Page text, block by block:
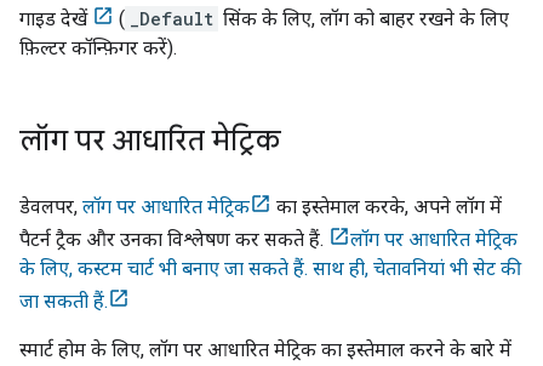
गाइड देखें
( _Default सिंक के लिए, लॉग को बाहर रखने के लिए
फ़िल्टर कॉन्फ़िगर करें).
लॉग पर आधारित मेट्रिक
डेवलपर, लॉग पर आधारित मेट्रिक
का इस्तेमाल करके, अपने लॉग में
पैटर्न ट्रैक और उनका विश्लेषण कर सकते हैं.
लॉग पर आधारित मेट्रिक
के लिए, कस्टम चार्ट भी बनाए जा सकते हैं. साथ ही, चेतावनियां भी सेट की
जा सकती हैं.
स्मार्ट होम के लिए, लॉग पर आधारित मेट्रिक का इस्तेमाल करने के बारे में